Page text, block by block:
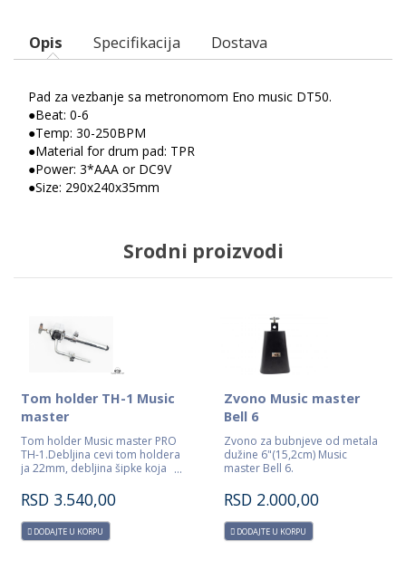
Opis Specifikacija Dostava
Pad za vezbanje sa metronomom Eno music DT50.
●Beat: 0-6
●Temp: 30-250BPM
●Material for drum pad: TPR
●Power: 3*AAA or DC9V
●Size: 290x240x35mm
Srodni proizvodi
Tom holder TH-1 Music
master
Tom holder Music master PRO
TH-1.Debljina cevi tom holdera
ja 22mm, debljina šipke koja
RSD 3.540,00
DODAJTE U KORPU
Zvono Music master
Bell 6
Zvono za bubnjeve od metala
dužine 6"(15,2cm) Music
master Bell 6.
RSD 2.000,00
DODAJTE U KORPU